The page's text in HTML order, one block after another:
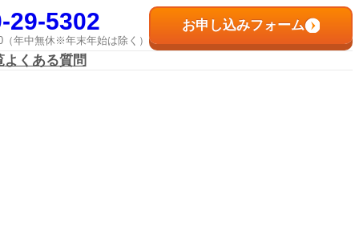
29-5302
年中無休※年末年始は除く）
お申し込みフォーム
よくある質問